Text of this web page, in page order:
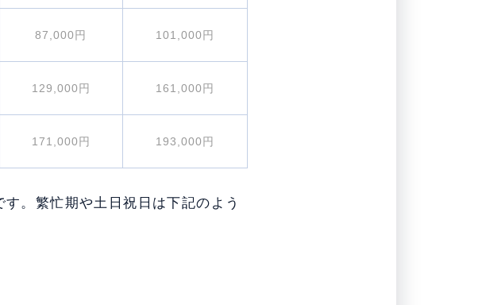
87,000円 101,000円
129,000円 161,000円
171,000円 193,000円
す。繁忙期や土日祝日は下記のよう